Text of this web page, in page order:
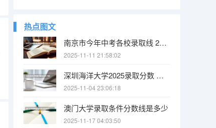
热点图文
南京市今年中考各校录取线 2025南京中考分数线与录取线
2025-11-11 21:58:02
深圳海洋大学2025录取分数 中国海洋大学2025投档线
2025-11-04 23:06:18
澳门大学录取条件分数线是多少
2025-11-17 04:03:50